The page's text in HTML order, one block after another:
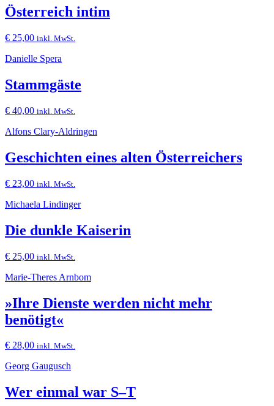
Österreich intim
€ 25,00 inkl. MwSt.
Danielle Spera
Stammgäste
€ 40,00 inkl. MwSt.
Alfons Clary-Aldringen
Geschichten eines alten Österreichers
€ 23,00 inkl. MwSt.
Michaela Lindinger
Die dunkle Kaiserin
€ 25,00 inkl. MwSt.
Marie-Theres Arnbom
»Ihre Dienste werden nicht mehr
benötigt«
€ 28,00 inkl. MwSt.
Georg Gaugusch
Wer einmal war S–T